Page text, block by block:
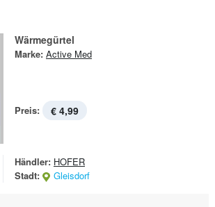
Wärmegürtel
Marke: Active Med
Preis: € 4,99
Händler: HOFER
Stadt:
Gleisdorf